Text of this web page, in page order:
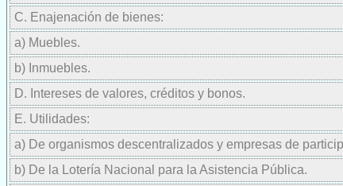
C. Enajenación de bienes:
a) Muebles.
b) Inmuebles.
D. Intereses de valores, créditos y bonos.
E. Utilidades:
a) De organismos descentralizados y empresas de
b) De la Lotería Nacional para la Asistencia Pública.